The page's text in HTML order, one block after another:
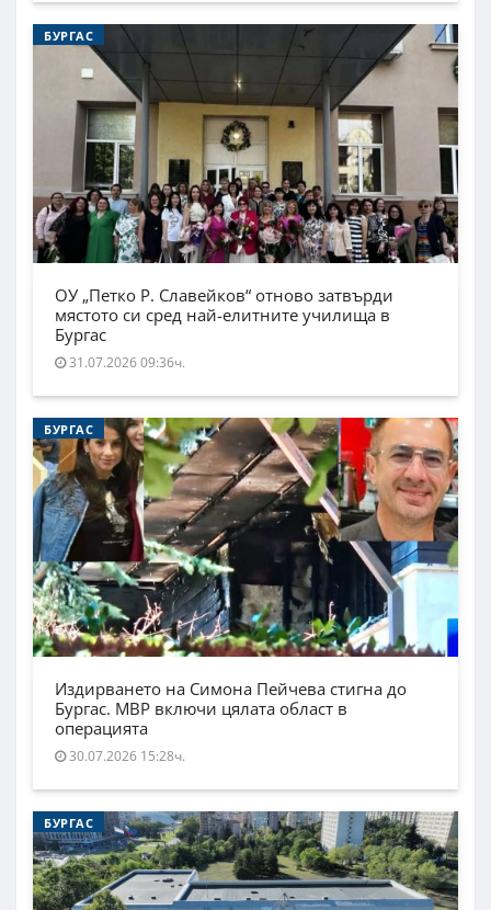
БУРГАС
ОУ „Петко Р. Славейков“ отново затвърди
мястото си сред най-елитните училища в
Бургас
31.07.2026 09:36ч.
БУРГАС
Издирването на Симона Пейчева стигна до
Бургас. МВР включи цялата област в
операцията
30.07.2026 15:28ч.
БУРГАС